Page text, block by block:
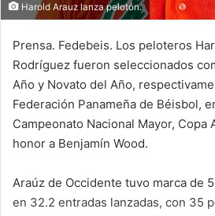
Harold Arauz lanza pelotón.
Prensa. Fedebeis. Los peloteros
Rodríguez fueron seleccionados
Año y Novato del Año,
Federación Panameña de Béisbol,
Campeonato Nacional Mayor, Copa
honor a Benjamín Wood.
Araúz de Occidente tuvo marca de
en 32.2 entradas lanzadas, con 35